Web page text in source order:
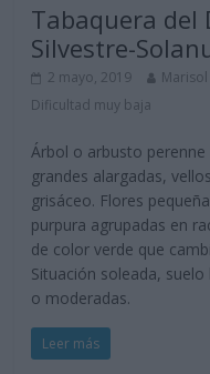
Tabaquera del
Silvestre-
2 mayo, 2019
Dificultad muy baja
Árbol o arbusto
grandes alargadas,
grisáceo. Flores
purpura agrupadas en
de color verde que
Situación soleada,
o moderadas.
Leer más